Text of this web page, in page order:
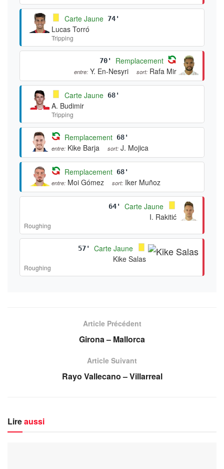
Carte Jaune 74'
Lucas Torró
Tripping
70' Remplacement
entre: Y. En-Nesyri sort: Rafa Mir
Carte Jaune 68'
A. Budimir
Tripping
Remplacement 68'
entre: Kike Barja sort: J. Mojica
Remplacement 68'
entre: Moi Gómez sort: Iker Muñoz
64'
Carte Jaune
I. Rakitić
Roughing
57'
Carte Jaune
Kike Salas
Roughing
Article Précédent
Girona – Mallorca
Article Suivant
Rayo Vallecano – Villarreal
Lireaussi